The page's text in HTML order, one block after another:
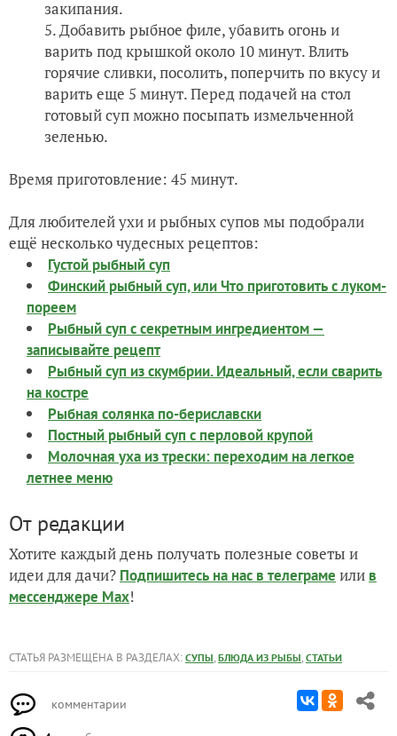
закипания.
Добавить рыбное филе, убавить огонь и
варить под крышкой около 10 минут. Влить
горячие сливки, посолить, поперчить по вкусу и
варить еще 5 минут. Перед подачей на стол
готовый суп можно посыпать измельченной
зеленью.
Время приготовление: 45 минут.
Для любителей ухи и рыбных супов мы подобрали
ещё несколько чудесных рецептов:
Густой рыбный суп
Финский рыбный суп, или Что приготовить с луком-
пореем
Рыбный суп с секретным ингредиентом —
записывайте рецепт
Рыбный суп из скумбрии. Идеальный, если сварить
на костре
Рыбная солянка по-бериславски
Постный рыбный суп с перловой крупой
Молочная уха из трески: переходим на легкое
летнее меню
От редакции
Хотите каждый день получать полезные советы и
идеи для дачи? Подпишитесь на нас в телеграме или в
мессенджере Max!
СТАТЬЯ РАЗМЕЩЕНА В РАЗДЕЛАХ: СУПЫ, БЛЮДА ИЗ РЫБЫ, СТАТЬИ
комментарии